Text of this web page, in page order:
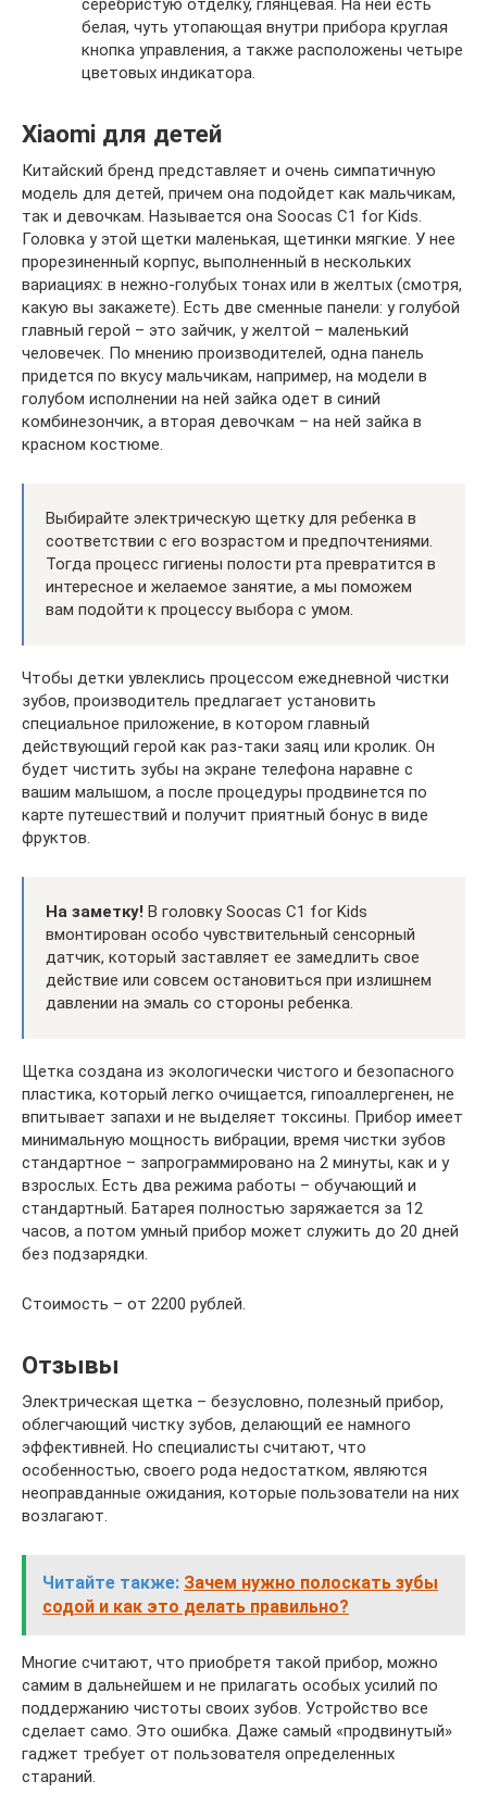
серебристую отделку, глянцевая. На ней есть
белая, чуть утопающая внутри прибора круглая
кнопка управления, а также расположены четыре
цветовых индикатора.
Xiaomi для детей
Китайский бренд представляет и очень симпатичную
модель для детей, причем она подойдет как мальчикам,
так и девочкам. Называется она Soocas С1 for Kids.
Головка у этой щетки маленькая, щетинки мягкие. У нее
прорезиненный корпус, выполненный в нескольких
вариациях: в нежно-голубых тонах или в желтых (смотря,
какую вы закажете). Есть две сменные панели: у голубой
главный герой – это зайчик, у желтой – маленький
человечек. По мнению производителей, одна панель
придется по вкусу мальчикам, например, на модели в
голубом исполнении на ней зайка одет в синий
комбинезончик, а вторая девочкам – на ней зайка в
красном костюме.
Выбирайте электрическую щетку для ребенка в
соответствии с его возрастом и предпочтениями.
Тогда процесс гигиены полости рта превратится в
интересное и желаемое занятие, а мы поможем
вам подойти к процессу выбора с умом.
Чтобы детки увлеклись процессом ежедневной чистки
зубов, производитель предлагает установить
специальное приложение, в котором главный
действующий герой как раз-таки заяц или кролик. Он
будет чистить зубы на экране телефона наравне с
вашим малышом, а после процедуры продвинется по
карте путешествий и получит приятный бонус в виде
фруктов.
На заметку! В головку Soocas С1 for Kids
вмонтирован особо чувствительный сенсорный
датчик, который заставляет ее замедлить свое
действие или совсем остановиться при излишнем
давлении на эмаль со стороны ребенка.
Щетка создана из экологически чистого и безопасного
пластика, который легко очищается, гипоаллергенен, не
впитывает запахи и не выделяет токсины. Прибор имеет
минимальную мощность вибрации, время чистки зубов
стандартное – запрограммировано на 2 минуты, как и у
взрослых. Есть два режима работы – обучающий и
стандартный. Батарея полностью заряжается за 12
часов, а потом умный прибор может служить до 20 дней
без подзарядки.
Стоимость – от 2200 рублей.
Отзывы
Электрическая щетка – безусловно, полезный прибор,
облегчающий чистку зубов, делающий ее намного
эффективней. Но специалисты считают, что
особенностью, своего рода недостатком, являются
неоправданные ожидания, которые пользователи на них
возлагают.
Читайте также: Зачем нужно полоскать зубы
содой и как это делать правильно?
Многие считают, что приобретя такой прибор, можно
самим в дальнейшем и не прилагать особых усилий по
поддержанию чистоты своих зубов. Устройство все
сделает само. Это ошибка. Даже самый «продвинутый»
гаджет требует от пользователя определенных
стараний.